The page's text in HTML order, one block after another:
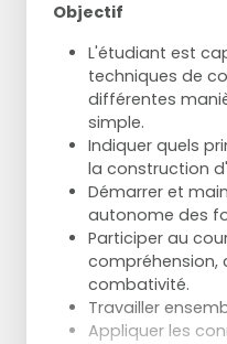
Objectif
L'étudiant est
techniques de
différentes
simple.
Indiquer quels
la construction
Démarrer et
autonome des
Participer au
compréhension,
combativité.
Travailler
Appliquer les